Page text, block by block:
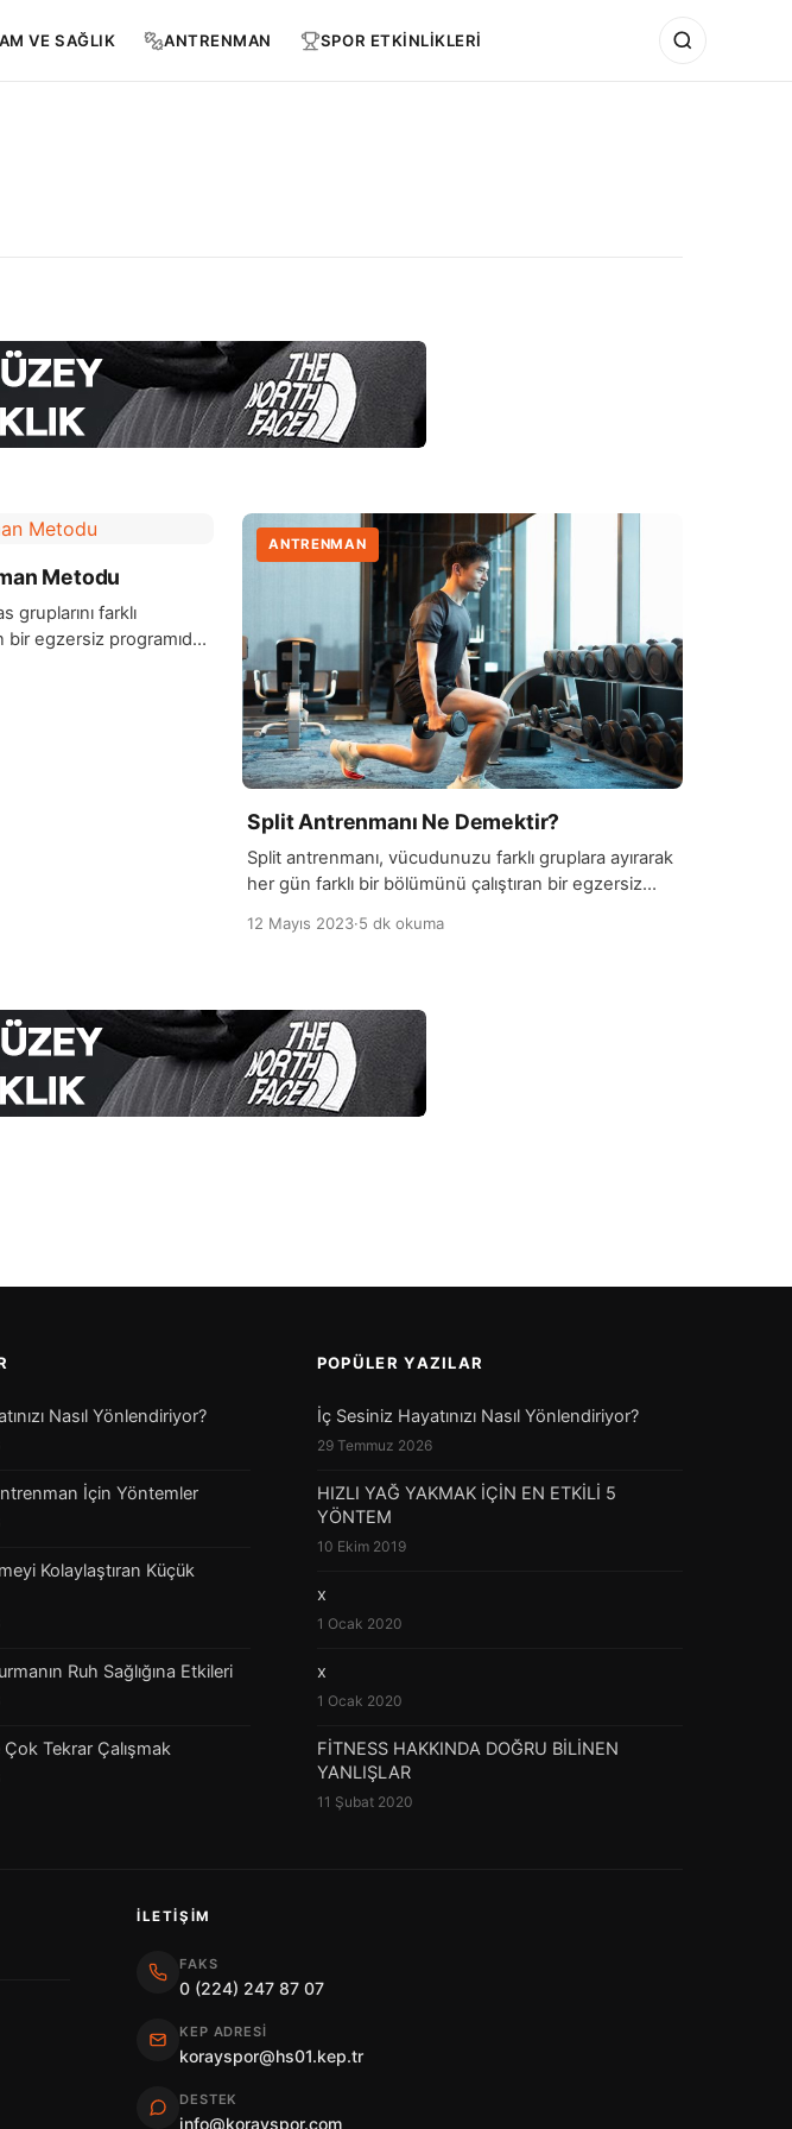
VE SAĞLIK ANTRENMAN SPOR ETKİNLİKLERİ
Metodu
farklı
bir egzersiz programıdır.
ve her gün belirli kas
ANTRENMAN
Split Antrenmanı Ne Demektir?
Split antrenmanı, vücudunuzu farklı gruplara ayırarak
her gün farklı bir bölümünü çalıştıran bir egzersiz
hedefleri olan fitness tutkunları tarafından tercih
bölümlerindeki kasları daha iyi hedeflemenize olanak
tanır. Split antrenmanı genellikle üst vücut ve alt
vücut […]
12 Mayıs 2023·5 dk okuma
Nasıl Yönlendiriyor?
İçin Yöntemler
Kolaylaştıran Küçük
Ruh Sağlığına Etkileri
Çok Tekrar Çalışmak
POPÜLER YAZILAR
İç Sesiniz Hayatınızı Nasıl Yönlendiriyor?
29 Temmuz 2026
HIZLI YAĞ YAKMAK İÇİN EN ETKİLİ 5
YÖNTEM
10 Ekim 2019
x
1 Ocak 2020
x
1 Ocak 2020
FİTNESS HAKKINDA DOĞRU BİLİNEN
YANLIŞLAR
11 Şubat 2020
İLETIŞIM
FAKS
0 (224) 247 87 07
KEP ADRESI
korayspor@hs01.kep.tr
DESTEK
info@korayspor.com